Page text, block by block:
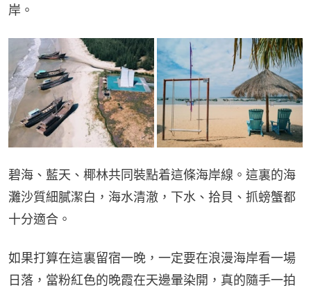
岸。
碧海、藍天、椰林共同裝點着這條海岸線。這裏的海
灘沙質細膩潔白，海水清澈，下水、拾貝、抓螃蟹都
十分適合。
如果打算在這裏留宿一晚，一定要在浪漫海岸看一場
日落，當粉紅色的晚霞在天邊暈染開，真的隨手一拍